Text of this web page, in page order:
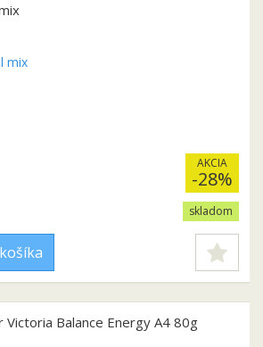
AKCIA
-28%
skladom
Victoria Balance Energy A4 80g